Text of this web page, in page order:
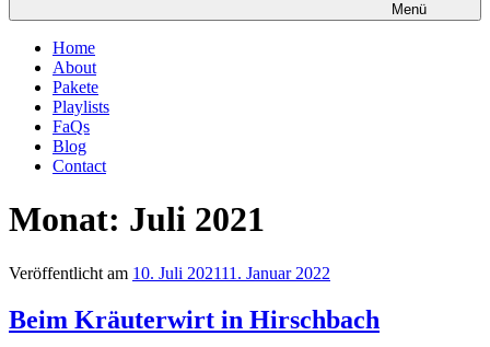
Menü
Home
About
Pakete
Playlists
FaQs
Blog
Contact
Monat: Juli 2021
Veröffentlicht am 10. Juli 202111. Januar 2022
Beim Kräuterwirt in Hirschbach